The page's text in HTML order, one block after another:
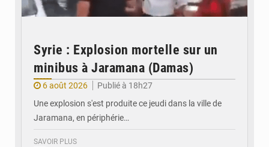
Syrie : Explosion mortelle sur un
minibus à Jaramana (Damas)
6 août 2026
Publié à 18h27
Une explosion s'est produite ce jeudi dans la ville de
Jaramana, en périphérie…
SAVOIR PLUS